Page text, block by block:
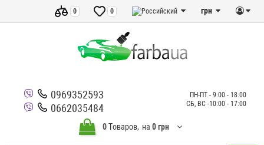
грн
0
0
0969352593
0662035484
ПН-ПТ - 9:00 - 18:00
СБ, ВС -10:00 - 17:00
0Tоваров, на 0 грн